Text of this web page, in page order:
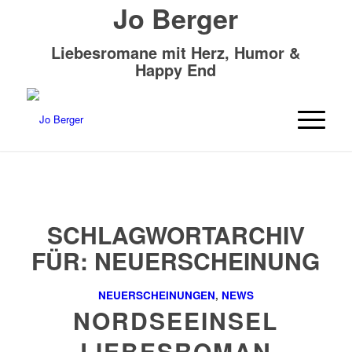
Jo Berger
Liebesromane mit Herz, Humor &
Happy End
SCHLAGWORTARCHIV
FÜR: NEUERSCHEINUNG
NEUERSCHEINUNGEN, NEWS
NORDSEEINSEL